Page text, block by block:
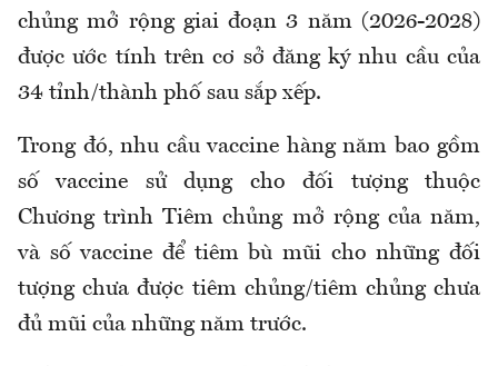
chủng mở rộng giai đoạn 3 năm (2026-2028)
được ước tính trên cơ sở đăng ký nhu cầu của
34 tỉnh/thành phố sau sắp xếp.
Trong đó, nhu cầu vaccine hàng năm bao gồm
số vaccine sử dụng cho đối tượng thuộc
Chương trình Tiêm chủng mở rộng của năm,
và số vaccine để tiêm bù mũi cho những đối
tượng chưa được tiêm chủng/tiêm chủng chưa
đủ mũi của những năm trước.